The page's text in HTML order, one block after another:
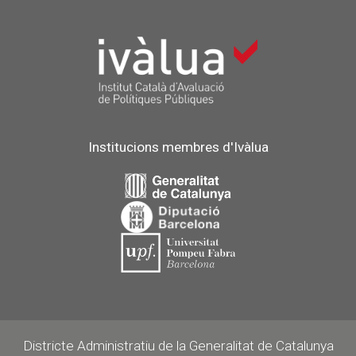
Institucions membres d'Ivàlua
Districte Administratiu de la Generalitat de Catalunya